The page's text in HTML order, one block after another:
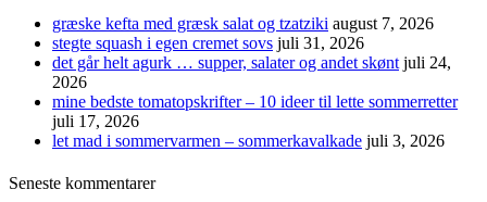
græske kefta med græsk salat og tzatziki august 7, 2026
stegte squash i egen cremet sovs juli 31, 2026
det går helt agurk … supper, salater og andet skønt juli 24,
2026
mine bedste tomatopskrifter – 10 ideer til lette sommerretter
juli 17, 2026
let mad i sommervarmen – sommerkavalkade juli 3, 2026
Seneste kommentarer